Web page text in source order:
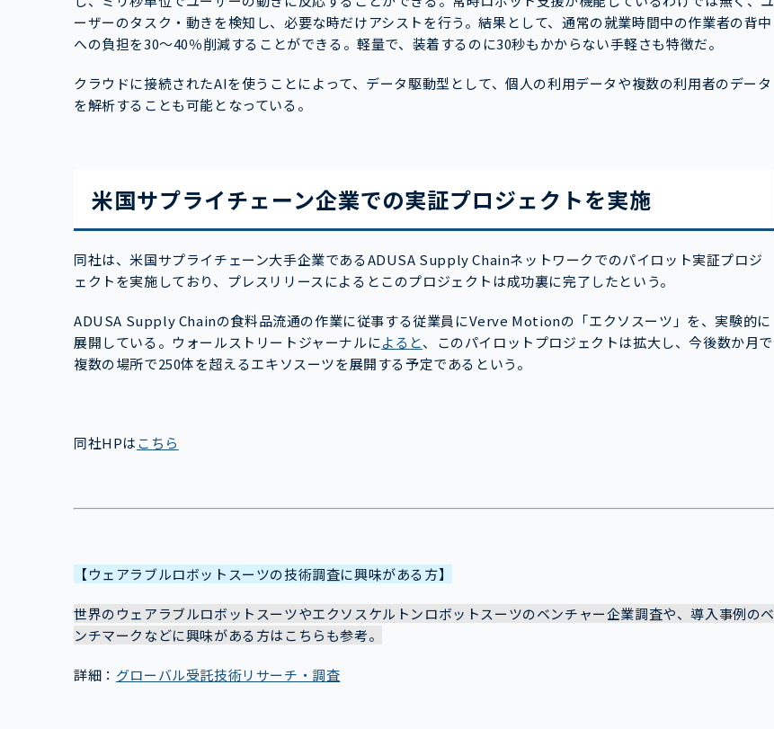
ーザーのタスク・動きを検知し、必要な時だけアシストを行う。結果として、通常の就業時間中の作業者の背中
への負担を30〜40％削減することができる。軽量で、装着するのに30秒もかからない手軽さも特徴だ。
クラウドに接続されたAIを使うことによって、データ駆動型として、個人の利用データや複数の利用者のデータ
を解析することも可能となっている。
米国サプライチェーン企業での実証プロジェクトを実施
同社は、米国サプライチェーン大手企業であるADUSA Supply Chainネットワークでのパイロット実証プロジ
ェクトを実施しており、プレスリリースによるとこのプロジェクトは成功裏に完了したという。
ADUSA Supply Chainの食料品流通の作業に従事する従業員にVerve Motionの「エクソスーツ」を、実験的に
展開している。ウォールストリートジャーナルによると、このパイロットプロジェクトは拡大し、今後数か月で
複数の場所で250体を超えるエキソスーツを展開する予定であるという。
同社HPはこちら
【ウェアラブルロボットスーツの技術調査に興味がある方】
世界のウェアラブルロボットスーツやエクソスケルトンロボットスーツのベンチャー企業調査や、導入事例のベ
ンチマークなどに興味がある方はこちらも参考。
詳細： グローバル受託技術リサーチ・調査